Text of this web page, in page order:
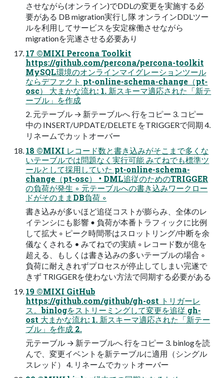
させながら(オンライン)でDDLの変更を実施する必
要がある DB migration実⾏し隊 オンラインDDLツー
ルを利⽤してサービスを安定稼働させながら
migrationを完遂させる必要あり
17 ©MIXI Percona Toolkit
https://github.com/percona/percona-toolkit
MySQL環境のオンラインマイグレーションツール
ならデファクト pt-online-schema-change（pt-
osc） ⼤まかな流れ: 1. 新スキーマ適応された「新テ
ーブル」を作成
2. 元テーブル → 新テーブルへ ⾏をコピー 3. コピー
中の INSERT/UPDATE/DELETE をTRIGGERで同期 4.
リネームでカットオーバー
18 ©MIXI レコード数と書き込みがそこまで多くな
いテーブルでは問題なく実⾏可能 みてねでも標準ツ
ールとして採⽤していた pt-online-schema-
change（pt-osc） • DML追従のためのTRIGGER
の負荷が発⽣ ◦ 元テーブルへの書き込みワークロー
ドがそのままDB負荷 ◦
書き込みが多いほど追従コストが膨らみ、全体のレ
イテンシにも影響 • 負荷が本番トラフィックに⽐例
して拡⼤ ◦ ピーク時間帯はスロットリング/中断を余
儀なくされる • みてねでの実績 ◦ レコード数が億を
超える、もしくは書き込みの多いテーブルの場合 ◦
負荷に耐えきれずプロセスが停⽌してしまい完遂で
きず TRIGGERを使わない⽅法で同期する必要がある
19 ©MIXI GitHub
https://github.com/github/gh-ost トリガーレ
ス。binlogをストリーミングして変更を追従 gh-
ost ⼤まかな流れ: 1. 新スキーマ適応された「新テー
ブル」を作成 2.
元テーブル → 新テーブルへ ⾏をコピー 3. binlogを読
んで、変更イベントを新テーブルに適⽤（シングル
スレッド） 4. リネームでカットオーバー